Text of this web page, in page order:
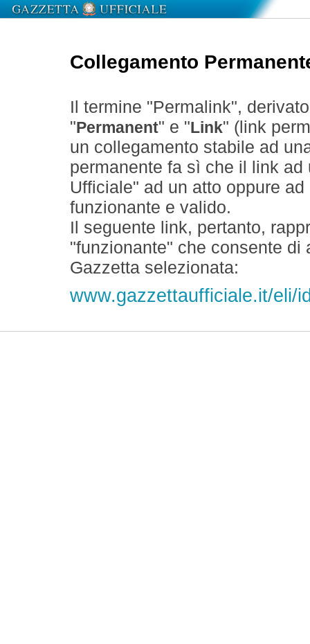
Collegamento
Il termine "Permalink",
" Permanent" e " Link" (link
un collegamento stabile ad
permanente fa sì che il link
Ufficiale" ad un atto oppure
funzionante e valido.
Il seguente link, pertanto,
"funzionante" che consente
Gazzetta selezionata:
www.gazzettaufficiale.it/eli/